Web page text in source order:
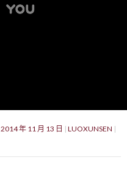
2014 年 11 月 13 日
LUOXUNSEN